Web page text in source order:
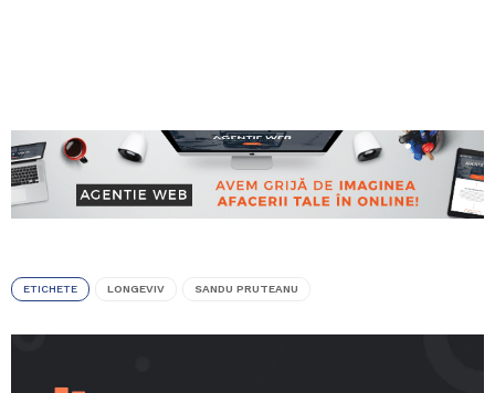
ETICHETE LONGEVIV SANDU PRUTEANU